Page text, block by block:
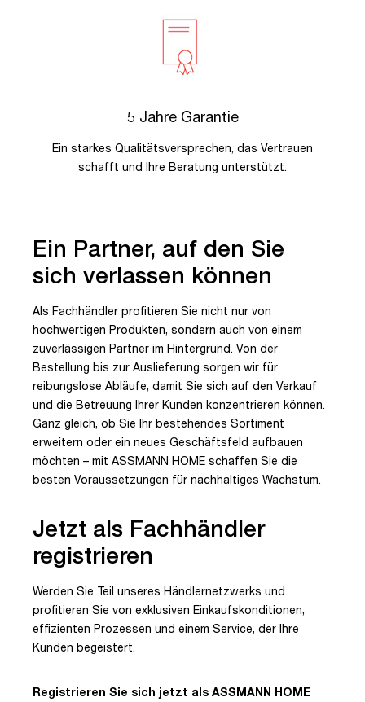
5 Jahre Garantie
Ein starkes Qualitätsversprechen, das Vertrauen
schafft und Ihre Beratung unterstützt.
Ein Partner, auf den Sie
sich verlassen können
Als Fachhändler profitieren Sie nicht nur von
hochwertigen Produkten, sondern auch von einem
zuverlässigen Partner im Hintergrund. Von der
Bestellung bis zur Auslieferung sorgen wir für
reibungslose Abläufe, damit Sie sich auf den Verkauf
und die Betreuung Ihrer Kunden konzentrieren können.
Ganz gleich, ob Sie Ihr bestehendes Sortiment
erweitern oder ein neues Geschäftsfeld aufbauen
möchten – mit ASSMANN HOME schaffen Sie die
besten Voraussetzungen für nachhaltiges Wachstum.
Jetzt als Fachhändler
registrieren
Werden Sie Teil unseres Händlernetzwerks und
profitieren Sie von exklusiven Einkaufskonditionen,
effizienten Prozessen und einem Service, der Ihre
Kunden begeistert.
Registrieren Sie sich jetzt als ASSMANN HOME